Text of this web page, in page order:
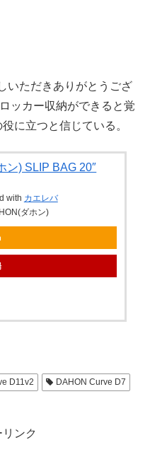
いただきありがとうござ
ッカー収納ができると覚
に立つと信じている。
ン) SLIP BAG 20″
with カエレバ
ダホン)
D11v2
DAHON Curve D7
ンク